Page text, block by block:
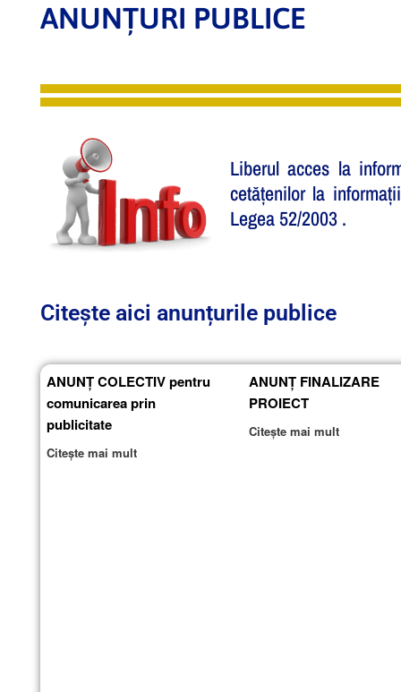
ANUNȚURI PUBLICE
Liberul acces la
cetățenilor la
Legea 52/2003 .
Citește aici anunțurile publice
ANUNȚ COLECTIV pentru
comunicarea prin
publicitate
Citește mai mult
ANUNȚ FINALIZARE
PROIECT
Citește mai mult